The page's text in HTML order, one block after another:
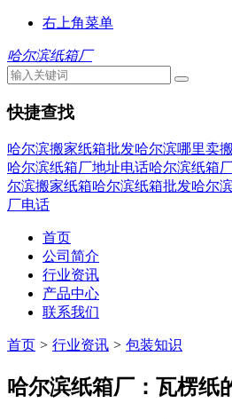
右上角菜单
哈尔滨纸箱厂
快捷查找
哈尔滨搬家纸箱批发哈尔滨哪里卖
哈尔滨纸箱厂地址电话哈尔滨纸箱
尔滨搬家纸箱哈尔滨纸箱批发哈尔
厂电话
首页
公司简介
行业资讯
产品中心
联系我们
首页 > 行业资讯 > 包装知识
哈尔滨纸箱厂：瓦楞纸